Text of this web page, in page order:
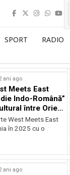
SPORT RADIO
ani ago
Meets East
Indo-Română”
între Orient
West Meets East
în 2025 cu o
ani ago